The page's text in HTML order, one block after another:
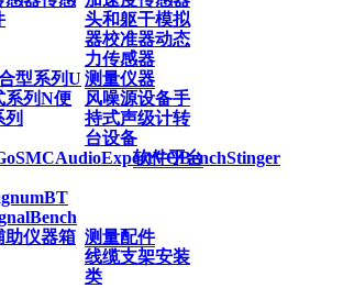
头和躯干模拟
器校准器动态
力传感器
测量仪器
型系列U
系列N便
风噪源设备手
持式声级计转
台设备
软件平台
SMCAudioExpertVQBenchStinger
BT
测量配件
助仪器箱
线缆支架安装
类